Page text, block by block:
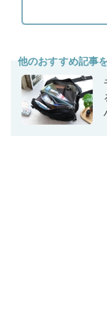
他のおすすめ記事